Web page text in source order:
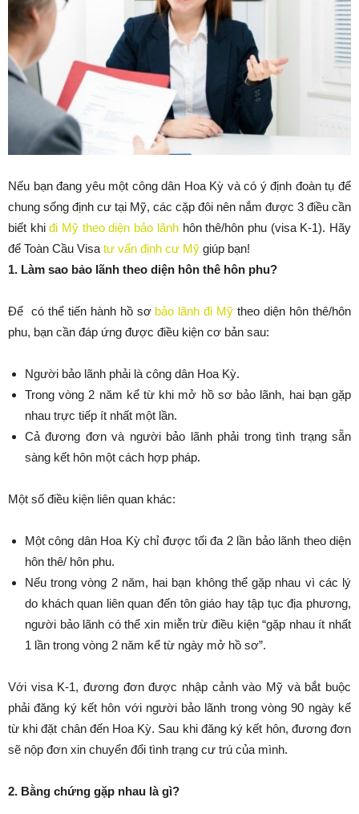
Nếu bạn đang yêu một công dân Hoa Kỳ và có ý định đoàn tụ để
chung sống định cư tại Mỹ, các cặp đôi nên nắm được 3 điều cần
biết khiđi Mỹ theo diện bảo lãnhhôn thê/hôn phu (visa K-1). Hãy
để Toàn Cầu Visa tư vấn định cư Mỹ giúp bạn!
1. Làm sao bảo lãnh theo diện hôn thê hôn phu?
Để có thể tiến hành hồ sơ bảo lãnh đi Mỹ theo diện hôn thê/hôn
phu, bạn cần đáp ứng được điều kiện cơ bản sau:
Người bảo lãnh phải là công dân Hoa Kỳ.
Trong vòng 2 năm kể từ khi mở hồ sơ bảo lãnh, hai bạn gặp
nhau trực tiếp ít nhất một lần.
Cả đương đơn và người bảo lãnh phải trong tình trạng sẵn
sàng kết hôn một cách hợp pháp.
Một số điều kiện liên quan khác:
Một công dân Hoa Kỳ chỉ được tối đa 2 lần bảo lãnh theo diện
hôn thê/ hôn phu.
Nếu trong vòng 2 năm, hai bạn không thể gặp nhau vì các lý
do khách quan liên quan đến tôn giáo hay tập tục địa phương,
người bảo lãnh có thể xin miễn trừ điều kiện “gặp nhau ít nhất
1 lần trong vòng 2 năm kể từ ngày mở hồ sơ”.
Với visa K-1, đương đơn được nhập cảnh vào Mỹ và bắt buộc
phải đăng ký kết hôn với người bảo lãnh trong vòng 90 ngày kể
từ khi đặt chân đến Hoa Kỳ. Sau khi đăng ký kết hôn, đương đơn
sẽ nộp đơn xin chuyển đổi tình trạng cư trú của mình.
2. Bằng chứng gặp nhau là gì?